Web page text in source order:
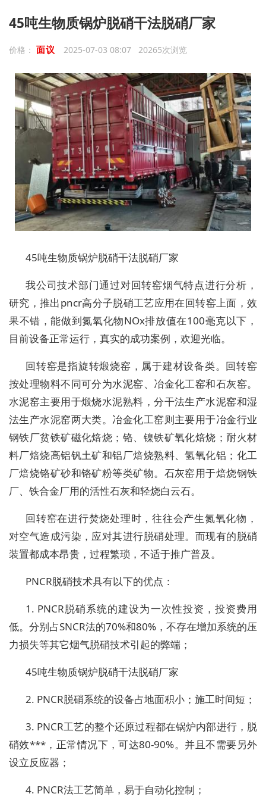
45吨生物质锅炉脱硝干法脱硝厂家
价格： 面议 2025-07-03 08:07 20265次浏览
45吨生物质锅炉脱硝干法脱硝厂家
我公司技术部门通过对回转窑烟气特点进行分析，
研究，推出pncr高分子脱硝工艺应用在回转窑上面，效
果不错，能做到氮氧化物NOx排放值在100毫克以下，
目前设备正常运行，真实的成功案例，欢迎光临。
回转窑是指旋转煅烧窑，属于建材设备类。回转窑
按处理物料不同可分为水泥窑、冶金化工窑和石灰窑。
水泥窑主要用于煅烧水泥熟料，分干法生产水泥窑和湿
法生产水泥窑两大类。冶金化工窑则主要用于冶金行业
钢铁厂贫铁矿磁化焙烧；铬、镍铁矿氧化焙烧；耐火材
料厂焙烧高铝钒土矿和铝厂焙烧熟料、氢氧化铝；化工
厂焙烧铬矿砂和铬矿粉等类矿物。石灰窑用于焙烧钢铁
厂、铁合金厂用的活性石灰和轻烧白云石。
回转窑在进行焚烧处理时，往往会产生氮氧化物，
对空气造成污染，应对其进行脱硝处理。而现有的脱硝
装置都成本昂贵，过程繁琐，不适于推广普及。
PNCR脱硝技术具有以下的优点：
1. PNCR脱硝系统的建设为一次性投资，投资费用
低。分别占SNCR法的70%和80% ，不存在增加系统的压
力损失等其它烟气脱硝技术引起的弊端；
45吨生物质锅炉脱硝干法脱硝厂家
2. PNCR脱硝系统的设备占地面积小；施工时间短；
3. PNCR工艺的整个还原过程都在锅炉内部进行，脱
硝效***，正常情况下，可达80-90%。并且不需要另外
设立反应器；
4. PNCR法工艺简单，易于自动化控制；